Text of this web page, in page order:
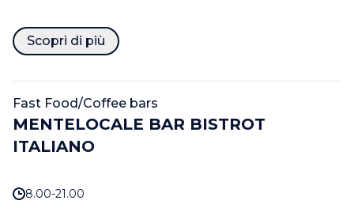
Scopri di più
Fast Food/Coffee bars
MENTELOCALE BAR BISTROT
ITALIANO
8.00-21.00